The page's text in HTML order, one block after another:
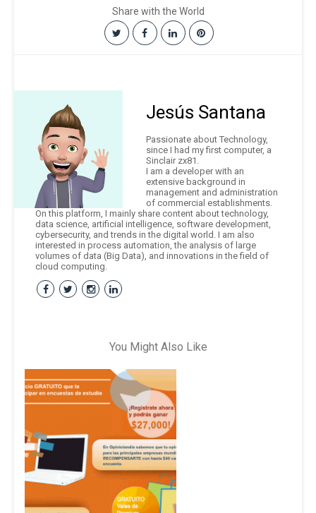
Share with the World
Jesús Santana
Passionate about Technology,
since I had my first computer, a
Sinclair zx81.
I am a developer with an
extensive background in
management and administration
of commercial establishments.
On this platform, I mainly share content about technology,
data science, artificial intelligence, software development,
cybersecurity, and trends in the digital world. I am also
interested in process automation, the analysis of large
volumes of data (Big Data), and innovations in the field of
cloud computing.
You Might Also Like